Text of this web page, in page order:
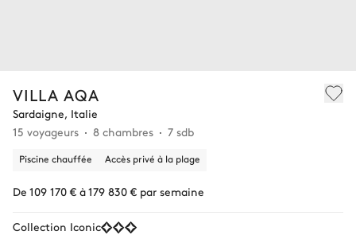
VILLA AQA
Sardaigne, Italie
15 voyageurs
8 chambres 7 sdb
Piscine chauffée Accès privé à la plage
De 109 170 € à 179 830 € par semaine
Collection Iconic